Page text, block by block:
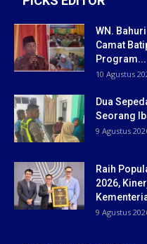
WN.
Camat
Program...
10 Agustus
Dua
Seorang
9 Agustus
Raih
2026,
9 Agustus